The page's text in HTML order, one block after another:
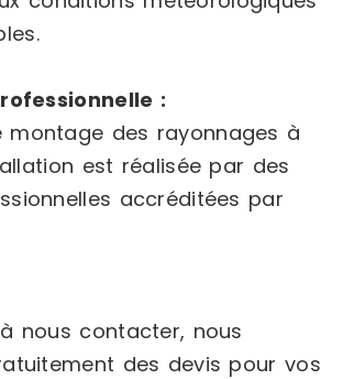
:
montage des rayonnages à
est réalisée par des
accréditées par
à nous contacter, nous
des devis pour vos